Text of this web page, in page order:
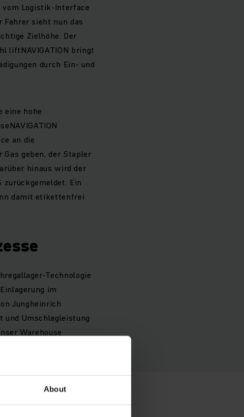
About
vom Logistik-Interface
sieht nun das
Zielhöhe. Der
liftNAVIGATION bringt
durch Ein- und
eine hohe
an die
Gas geben, der Stapler
hinaus wird der
Ein
damit etikettenfrei
Technologie
im
Jungheinrich
Umschlagleistung
Warehouse